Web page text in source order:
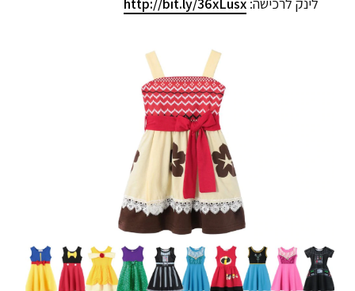
לינק לרכישה: http://bit.ly/36xLusx